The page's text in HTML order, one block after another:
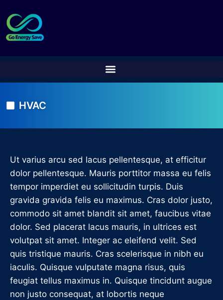
HVAC
Ut varius arcu sed lacus pellentesque, at efficitur
dolor pellentesque. Mauris porttitor massa eu felis
tempor imperdiet eu sollicitudin turpis. Duis
gravida gravida felis eu maximus. Cras dolor justo,
commodo sit amet blandit sit amet, faucibus vitae
dolor. Sed placerat lacus mauris, in ultrices est
volutpat sit amet. Integer ac eleifend velit. Sed
quis tristique mauris. Cras scelerisque in nibh eu
iaculis. Quisque vulputate magna risus, quis
feugiat tellus maximus in. Quisque tincidunt augue
non justo consequat, at lobortis neque